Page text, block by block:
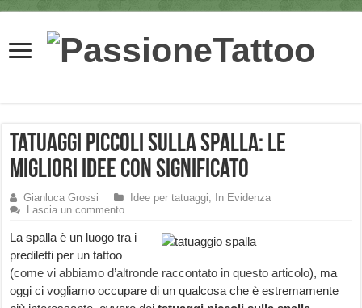
Tatuaggi piccoli sulla Spalla: le
migliori idee con significato
Gianluca Grossi Idee per tatuaggi,
In Evidenza
Lascia un commento
La spalla è un luogo tra i
prediletti per un tattoo
(come vi abbiamo d’altronde raccontato in questo articolo), ma
oggi ci vogliamo occupare di un qualcosa che è estremamente